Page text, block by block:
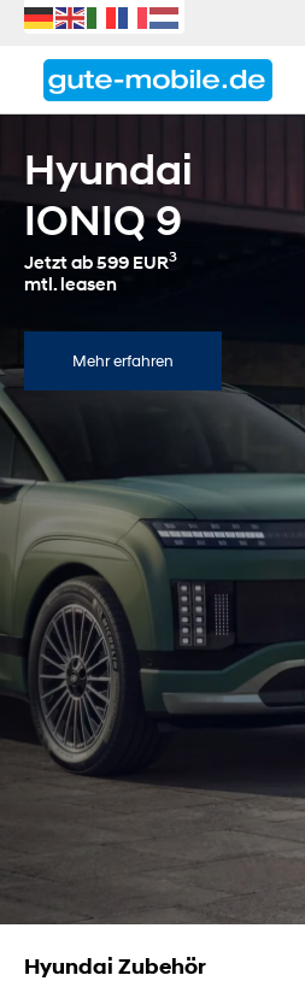
Zum
springen
Hyundai
IONIQ 9
Jetzt ab 599 EUR3
mtl. leasen
Mehr erfahren
Hyundai Zubehör